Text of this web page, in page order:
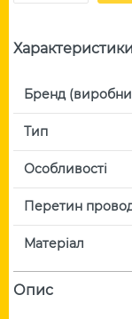
Характеристики
Бренд
Тип
Особливості
Перетин
Матеріал
Опис